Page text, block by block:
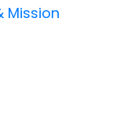
Mission